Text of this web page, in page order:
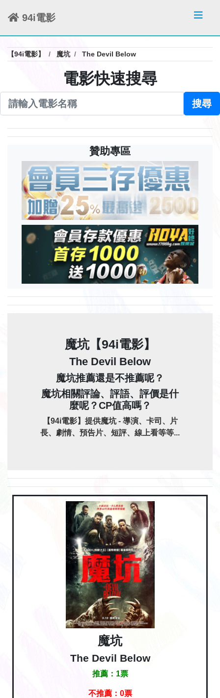
94i電影
【94i電影】 魔坑 The Devil Below
電影快速搜尋
搜尋
贊助專區
魔坑【94i電影】
The Devil Below
魔坑推薦還是不推薦呢？
魔坑相關評論、評語、評價是什
麼呢？CP值高嗎？
【94i電影】提供魔坑 - 導演、卡司、片
長、劇情、預告片、短評、線上看等等...
魔坑
The Devil Below
推薦： 1票
不推薦： 0票